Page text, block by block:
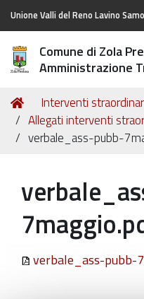
Unione Valli del Reno Lavino
Comune di Zola
Amministrazione
Tu
sei
qui:
Home
Interventi
Allegati interventi
verbale_ass-pubb-
verbale_ass-pubb-